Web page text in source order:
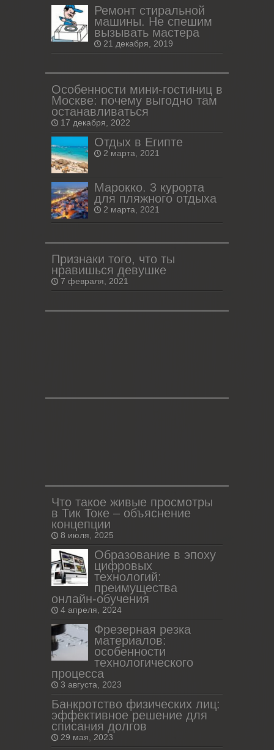
Ремонт стиральной
машины. Не спешим
вызывать мастера
21 декабря, 2019
Особенности мини-гостиниц в
Москве: почему выгодно там
останавливаться
17 декабря, 2022
Отдых в Египте
2 марта, 2021
Марокко. 3 курорта
для пляжного отдыха
2 марта, 2021
Признаки того, что ты
нравишься девушке
7 февраля, 2021
Что такое живые просмотры
в Тик Токе – объяснение
концепции
8 июля, 2025
Образование в эпоху
цифровых
технологий:
преимущества
онлайн-обучения
4 апреля, 2024
Фрезерная резка
материалов:
особенности
технологического
процесса
3 августа, 2023
Банкротство физических лиц:
эффективное решение для
списания долгов
29 мая, 2023